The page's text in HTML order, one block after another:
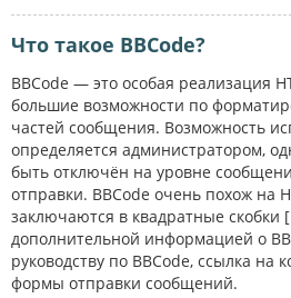
Что такое BBCode?
BBCode — это особая реализация
большие возможности по
частей сообщения. Возможность
определяется администратором,
быть отключён на уровне
отправки. BBCode очень похож на
заключаются в квадратные скобки
дополнительной информацией о
руководству по BBCode, ссылка на
формы отправки сообщений.